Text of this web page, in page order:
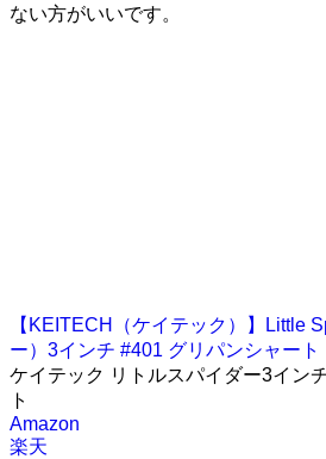
ない方がいいです。
【KEITECH（ケイテック）】Little
ー）3インチ #401 グリパンシャート
ケイテック リトルスパイダー3イン
ト
Amazon
楽天